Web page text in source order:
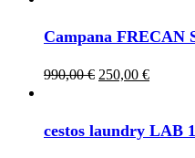
660,00 €.330,00
Campana FRECAN
990,00€ Original
990,00 €.
250,00 €Current
250,00
cestos laundry LAB